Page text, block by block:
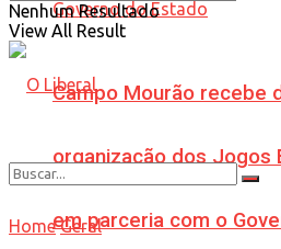
Campo Mourão recebe
organização dos Jogos
em parceria com o
Nenhum Resultado
View All Result
Home Geral